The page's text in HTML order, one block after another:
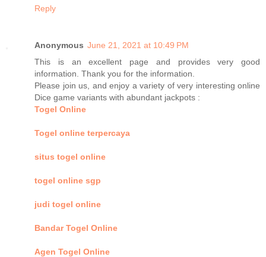
Reply
Anonymous June 21, 2021 at 10:49 PM
This is an excellent page and provides very good
information. Thank you for the information.
Please join us, and enjoy a variety of very interesting online
Dice game variants with abundant jackpots :
Togel Online
Togel online terpercaya
situs togel online
togel online sgp
judi togel online
Bandar Togel Online
Agen Togel Online